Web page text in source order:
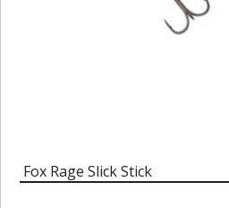
Fox Rage Slick Stick